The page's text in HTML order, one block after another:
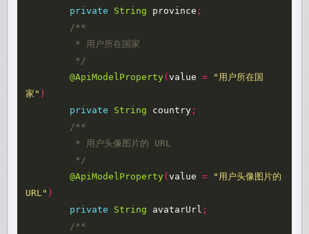
private
String province ;
/**
	 */
@ApiModelProperty(value =
"用户所在国
家" )
private
String country ;
/**
	 */
@ApiModelProperty(value =
"用户头像图片的
URL" )
private
String avatarUrl ;
/**